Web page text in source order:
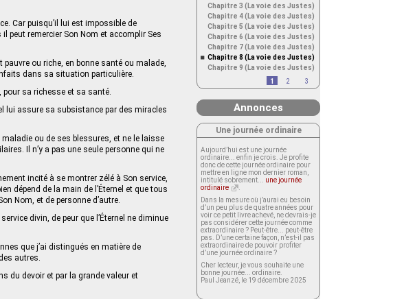
Car puisqu’il lui est impossible de
peut remercier Son Nom et accomplir Ses
ou riche, en bonne santé ou malade,
dans sa situation particulière.
pour sa richesse et sa santé.
lui assure sa subsistance par des miracles
maladie ou de ses blessures, et ne le laisse
Il n’y a pas une seule personne qui ne
incité à se montrer zélé à Son service,
dépend de la main de l’Éternel et que tous
Nom, et de personne d’autre.
divin, de peur que l’Éternel ne diminue
que j’ai distingués en matière de
autres.
du devoir et par la grande valeur et
Chapitre 3 (La voie des Justes)
Chapitre 4 (La voie des Justes)
Chapitre 5 (La voie des Justes)
Chapitre 6 (La voie des Justes)
Chapitre 7 (La voie des Justes)
Chapitre 8 (La voie des Justes)
Chapitre 9 (La voie des Justes)
1
2 3
Annonces
Une journée ordinaire
Aujourd’hui est une journée
ordinaire... enfin je crois. Je profite
donc de cette journée ordinaire pour
mettre en ligne mon dernier roman,
intitulé sobrement... une journée
ordinaire
Dans la mesure où j’aurai eu besoin
d’un peu plus de quatre années pour
voir ce petit livre achevé, ne devrais-je
pas considérer cette journée comme
extraordinaire ? Peut-être... peut-être
pas. D’une certaine façon, n’est-il pas
extraordinaire de pouvoir profiter
d’une journée ordinaire ?
Cher lecteur, je vous souhaite une
bonne journée... ordinaire.
Paul Jeanzé, le 19 décembre 2025